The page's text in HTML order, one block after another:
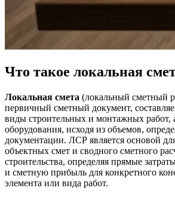
Что такое локальная
Локальная смета (локальный сметный
первичный сметный документ,
виды строительных и монтажных работ,
оборудования, исходя из объемов,
документации. ЛСР является основой
объектных смет и сводного сметного
строительства, определяя прямые
и сметную прибыль для конкретного
элемента или вида работ.